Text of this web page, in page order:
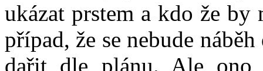
ukázat prstem a kdo že
případ, že se nebude
dařit dle plánu. Ale ono